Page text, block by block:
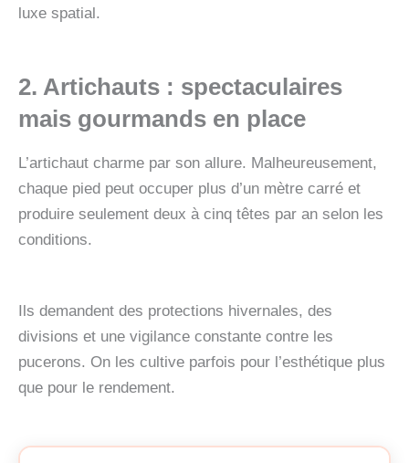
luxe spatial.
2. Artichauts : spectaculaires
mais gourmands en place
L’artichaut charme par son allure. Malheureusement,
chaque pied peut occuper plus d’un mètre carré et
produire seulement deux à cinq têtes par an selon les
conditions.
Ils demandent des protections hivernales, des
divisions et une vigilance constante contre les
pucerons. On les cultive parfois pour l’esthétique plus
que pour le rendement.